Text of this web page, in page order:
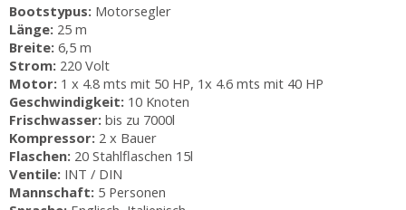
Bootstypus: Motorsegler
Länge: 25 m
Breite: 6,5 m
Strom: 220 Volt
Motor: 1 x 4.8 mts mit 50 HP, 1x 4.6 mts mit 40 HP
Geschwindigkeit: 10 Knoten
Frischwasser: bis zu 7000l
Kompressor: 2 x Bauer
Flaschen: 20 Stahlflaschen 15l
Ventile: INT / DIN
Mannschaft: 5 Personen